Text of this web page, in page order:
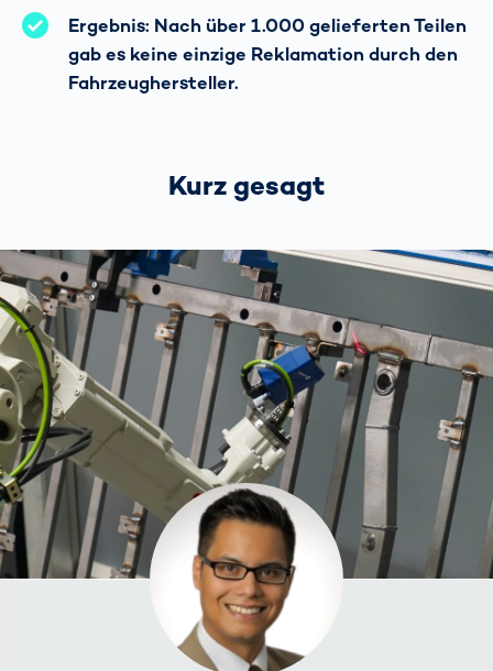
Ergebnis: Nach über 1.000 gelieferten Teilen
gab es keine einzige Reklamation durch den
Fahrzeughersteller.
Kurz gesagt